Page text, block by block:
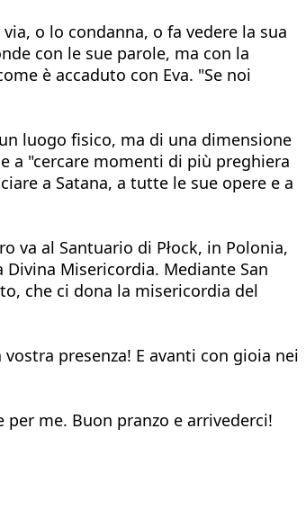
via, o lo condanna, o fa vedere la sua
con le sue parole, ma con la
è accaduto con Eva. "Se noi
luogo fisico, ma di una dimensione
a "cercare momenti di più preghiera
a Satana, a tutte le sue opere e a
al Santuario di Płock, in Polonia,
Misericordia. Mediante San
che ci dona la misericordia del
presenza! E avanti con gioia nei
me. Buon pranzo e arrivederci!